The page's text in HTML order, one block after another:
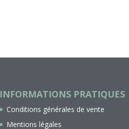
INFORMATIONS PRATIQUES
Conditions générales de vente
Mentions légales